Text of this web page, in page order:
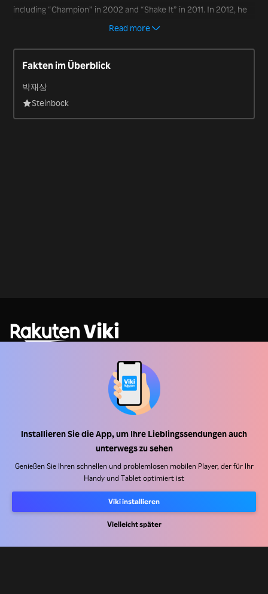
Installieren Sie die App, um Ihre Lieblingssendungen auch
unterwegs zu sehen
Genießen Sie Ihren schnellen und problemlosen mobilen Player, der für Ihr
Handy und Tablet optimiert ist
Viki installieren
Vielleicht später
including “Champion” in 2002 and “Shake It” in 2011. In 2012, he
scored an international chart smash with the song “Gangnam
Read more
Fakten im Überblick
박재상
Steinbock
Arbeiten Sie mit uns zusammen
Vertriebspartner
Datenschutzrichtlinie